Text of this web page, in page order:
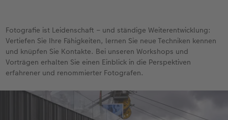
Fotografie ist Leidenschaft – und ständige Weiterentwicklung:
Vertiefen Sie Ihre Fähigkeiten, lernen Sie neue Techniken kennen
und knüpfen Sie Kontakte. Bei unseren Workshops und
Vorträgen erhalten Sie einen Einblick in die Perspektiven
erfahrener und renommierter Fotografen.